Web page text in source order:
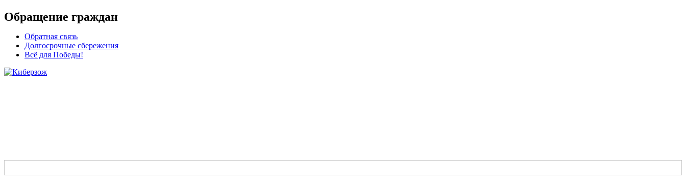
Обращение граждан
Обратная связь
Долгосрочные сбережения
Всё для Победы!